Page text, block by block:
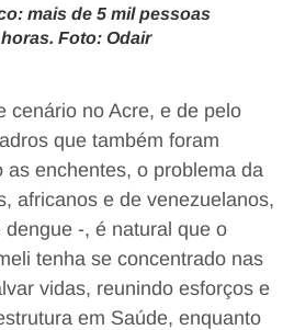
mais de 5 mil pessoas
Foto: Odair
cenário no Acre, e de pelo
que também foram
as enchentes, o problema da
africanos e de venezuelanos,
-, é natural que o
tenha se concentrado nas
vidas, reunindo esforços e
em Saúde, enquanto